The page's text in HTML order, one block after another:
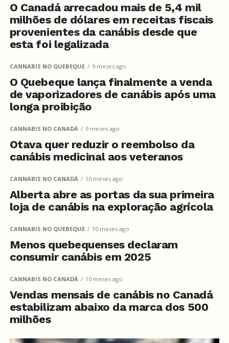
O Canadá arrecadou mais de 5,4 mil
milhões de dólares em receitas fiscais
provenientes da canábis desde que
esta foi legalizada
CANNABIS NO QUEBEQUE 9 meses ago
O Quebeque lança finalmente a venda
de vaporizadores de canábis após uma
longa proibição
CANNABIS NO CANADÁ 9 meses ago
Otava quer reduzir o reembolso da
canábis medicinal aos veteranos
CANNABIS NO CANADÁ 10 meses ago
Alberta abre as portas da sua primeira
loja de canábis na exploração agrícola
CANNABIS NO QUEBEQUE 10 meses ago
Menos quebequenses declaram
consumir canábis em 2025
CANNABIS NO CANADÁ 10 meses ago
Vendas mensais de canábis no Canadá
estabilizam abaixo da marca dos 500
milhões